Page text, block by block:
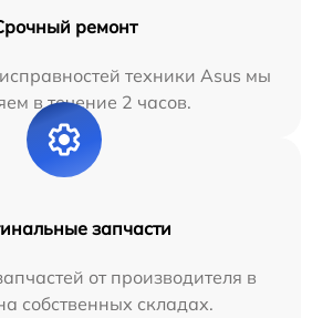
ремонт
техники Asus мы
в течение 2 часов.
запчасти
от производителя в
собственных складах.